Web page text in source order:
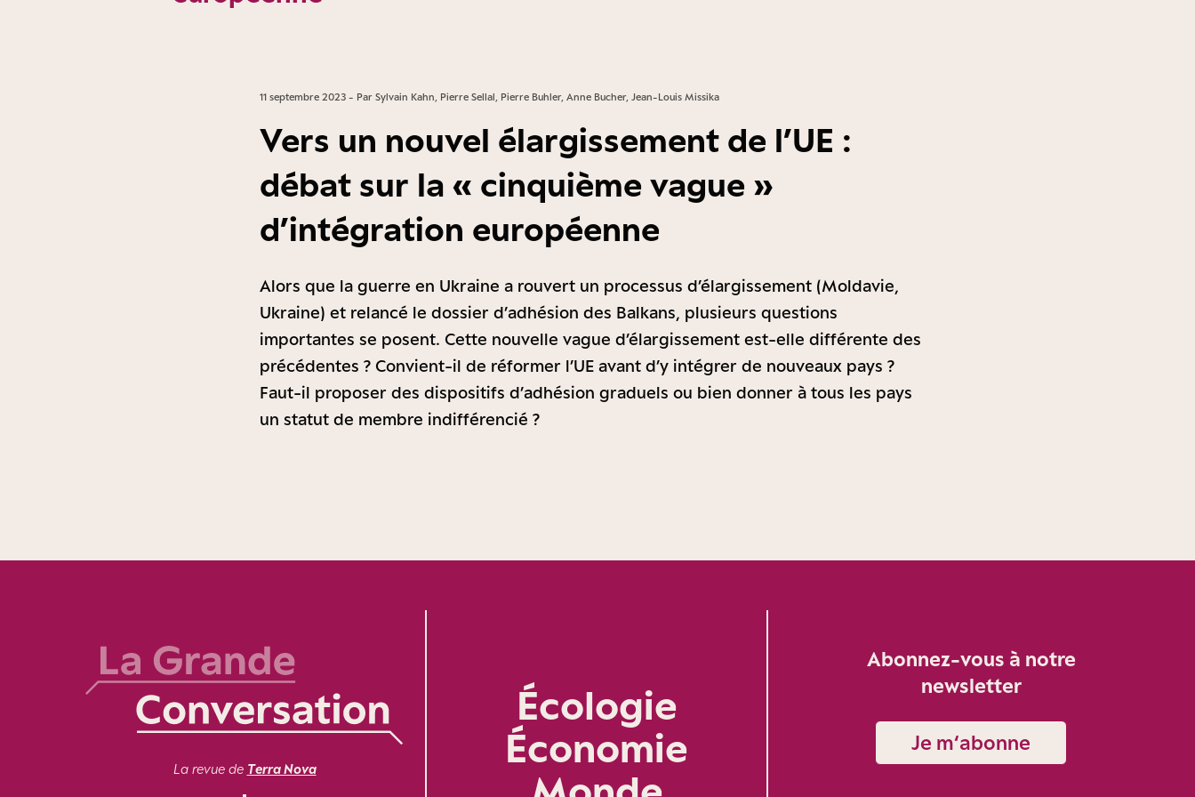
11 septembre 2023 - Par Sylvain Kahn, Pierre Sellal, Pierre Buhler, Anne Bucher, Jean-Louis Missika
Vers un nouvel élargissement de l’UE :
débat sur la « cinquième vague »
d’intégration européenne
Alors que la guerre en Ukraine a rouvert un processus d’élargissement (Moldavie,
Ukraine) et relancé le dossier d’adhésion des Balkans, plusieurs questions
importantes se posent. Cette nouvelle vague d’élargissement est-elle différente des
précédentes ? Convient-il de réformer l’UE avant d’y intégrer de nouveaux pays ?
Faut-il proposer des dispositifs d’adhésion graduels ou bien donner à tous les pays
un statut de membre indifférencié ?
La revue de Terra Nova
Écologie
Économie
Abonnez-vous à notre
newsletter
Je m‘abonne